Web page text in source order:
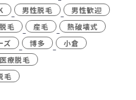
メール
お問い合わせ
男性脱毛
男性歓迎
毛 産毛
熱破壊式
ズ
博多
小倉
療脱毛
毛